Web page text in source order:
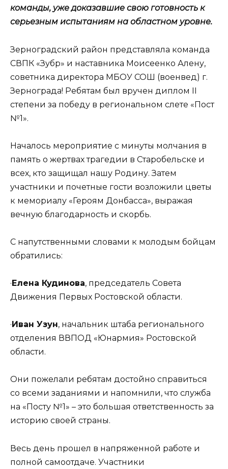
команды, уже доказавшие свою готовность к
серьезным испытаниям на областном уровне.
Зерноградский район представляла команда
СВПК «Зубр» и наставника Моисеенко Алену,
советника директора МБОУ СОШ (военвед) г.
Зернограда! Ребятам был вручен диплом II
степени за победу в региональном слете «Пост
№1».
Началось мероприятие с минуты молчания в
память о жертвах трагедии в Старобельске и
всех, кто защищал нашу Родину. Затем
участники и почетные гости возложили цветы
к мемориалу «Героям Донбасса», выражая
вечную благодарность и скорбь.
С напутственными словами к молодым бойцам
обратились:
·Елена Кудинова, председатель Совета
Движения Первых Ростовской области.
· Иван Узун, начальник штаба регионального
отделения ВВПОД «Юнармия» Ростовской
области.
Они пожелали ребятам достойно справиться
со всеми заданиями и напомнили, что служба
на «Посту №1» – это большая ответственность за
историю своей страны.
Весь день прошел в напряженной работе и
полной самоотдаче. Участники